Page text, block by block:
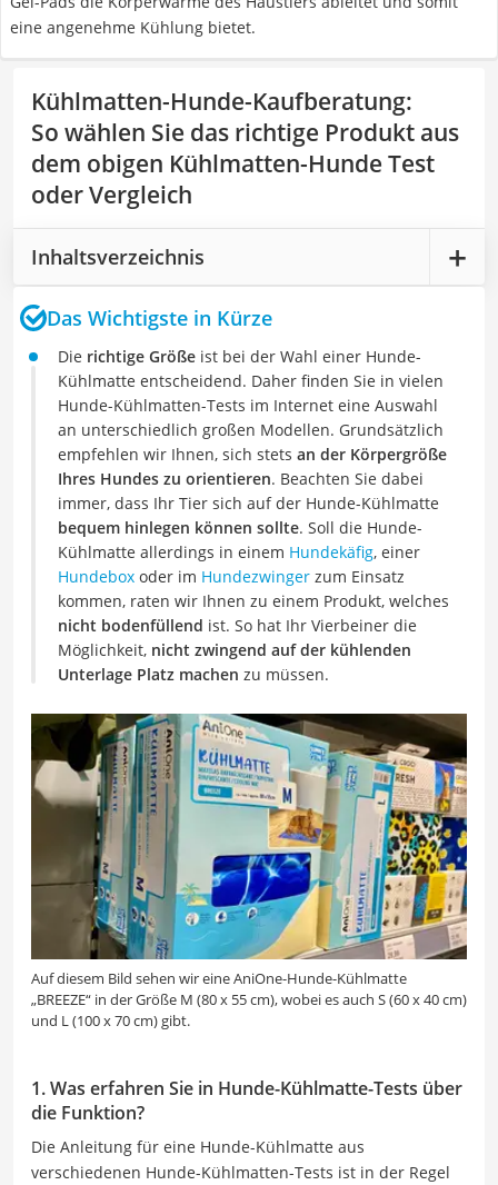
eine angenehme Kühlung bietet.
Kühlmatten-Hunde-Kaufberatung:
So wählen Sie das richtige Produkt aus
dem obigen Kühlmatten-Hunde Test
oder Vergleich
Inhaltsverzeichnis
Das Wichtigste in Kürze
Die richtige Größe ist bei der Wahl einer Hunde-
Kühlmatte entscheidend. Daher finden Sie in vielen
Hunde-Kühlmatten-Tests im Internet eine Auswahl
an unterschiedlich großen Modellen. Grundsätzlich
empfehlen wir Ihnen, sich stets an der Körpergröße
Ihres Hundes zu orientieren. Beachten Sie dabei
immer, dass Ihr Tier sich auf der Hunde-Kühlmatte
bequem hinlegen können sollte. Soll die Hunde-
Kühlmatte allerdings in einem Hundekäfig, einer
Hundebox oder im Hundezwinger zum Einsatz
kommen, raten wir Ihnen zu einem Produkt, welches
nicht bodenfüllend ist. So hat Ihr Vierbeiner die
Möglichkeit, nicht zwingend auf der kühlenden
Unterlage Platz machen zu müssen.
Auf diesem Bild sehen wir eine AniOne-Hunde-Kühlmatte
„BREEZE“ in der Größe M (80 x 55 cm), wobei es auch S (60 x 40 cm)
und L (100 x 70 cm) gibt.
1. Was erfahren Sie in Hunde-Kühlmatte-Tests über
die Funktion?
Die Anleitung für eine Hunde-Kühlmatte aus
verschiedenen Hunde-Kühlmatten-Tests ist in der Regel